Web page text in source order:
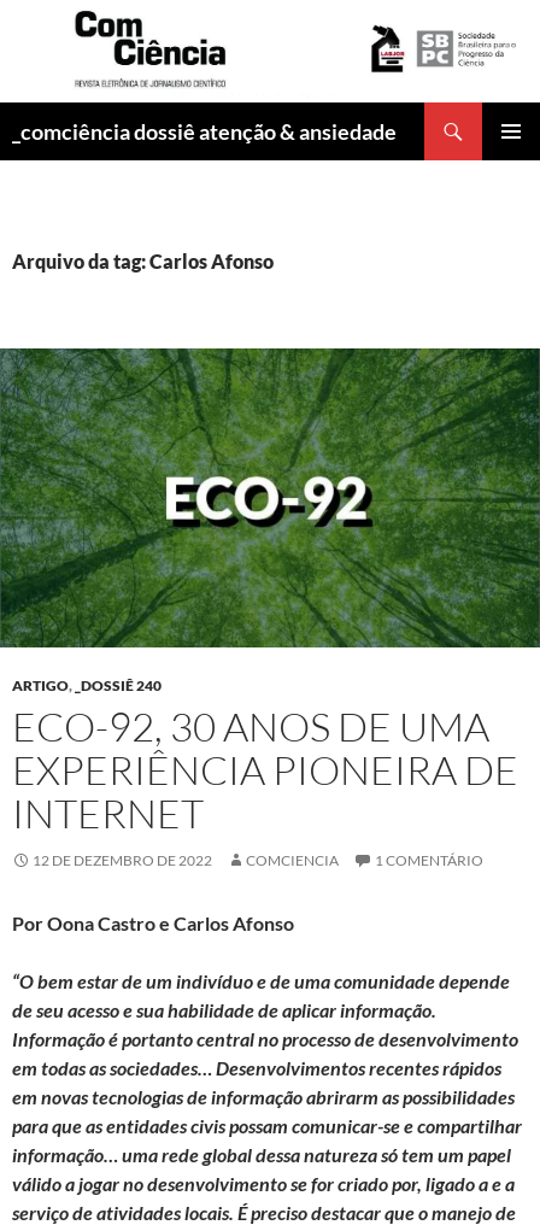
_comciência dossiê atenção & ansiedade
Arquivo da tag: Carlos Afonso
ARTIGO, _DOSSIÊ 240
ECO-92, 30 ANOS DE UMA
EXPERIÊNCIA PIONEIRA DE
INTERNET
12 DE DEZEMBRO DE 2022 COMCIENCIA 1 COMENTÁRIO
Por Oona Castro e Carlos Afonso
“O bem estar de um indivíduo e de uma comunidade depende
de seu acesso e sua habilidade de aplicar informação.
Informação é portanto central no processo de desenvolvimento
em todas as sociedades… Desenvolvimentos recentes rápidos
em novas tecnologias de informação abrirarm as possibilidades
para que as entidades civis possam comunicar-se e compartilhar
informação… uma rede global dessa natureza só tem um papel
válido a jogar no desenvolvimento se for criado por, ligado a e a
serviço de atividades locais. É preciso destacar que o manejo de